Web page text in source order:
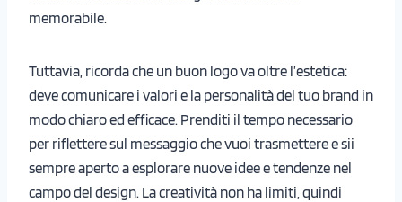
memorabile.
Tuttavia, ricorda che un buon logo va oltre l’estetica:
deve comunicare i valori e la personalità del tuo brand in
modo chiaro ed efficace. Prenditi il tempo necessario
per riflettere sul messaggio che vuoi trasmettere e sii
sempre aperto a esplorare nuove idee e tendenze nel
campo del design. La creatività non ha limiti, quindi